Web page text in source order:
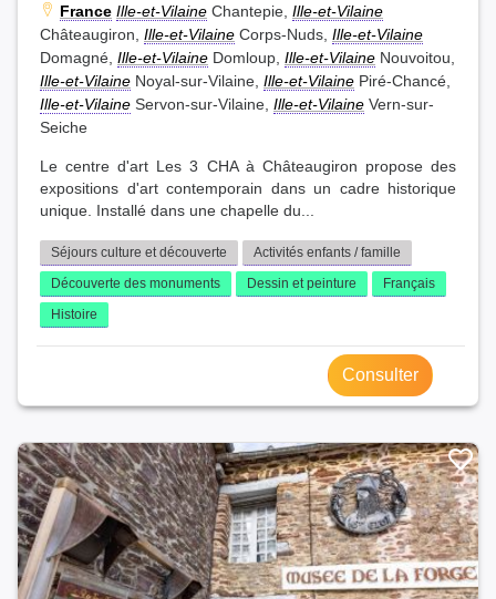
France Ille-et-Vilaine Chantepie, Ille-et-Vilaine
Châteaugiron, Ille-et-Vilaine Corps-Nuds, Ille-et-Vilaine
Domagné, Ille-et-Vilaine Domloup, Ille-et-Vilaine Nouvoitou,
Ille-et-Vilaine Noyal-sur-Vilaine, Ille-et-Vilaine Piré-Chancé,
Ille-et-Vilaine Servon-sur-Vilaine, Ille-et-Vilaine Vern-sur-
Seiche
Le centre d'art Les 3 CHA à Châteaugiron propose des
expositions d'art contemporain dans un cadre historique
unique. Installé dans une chapelle du...
Séjours culture et découverte
Activités enfants / famille
Découverte des monuments
Dessin et peinture
Français
Histoire
Consulter